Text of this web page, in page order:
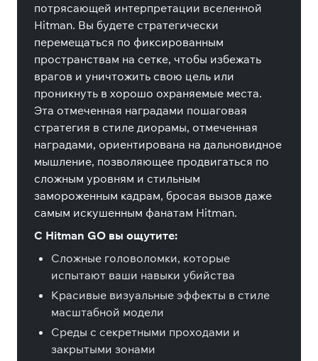
потрясающей интерпретации вселенной
Hitman. Вы будете стратегически
перемещаться по фиксированным
пространствам на сетке, чтобы избежать
врагов и уничтожить свою цель или
проникнуть в хорошо охраняемые места.
Эта отмеченная наградами пошаговая
стратегия в стиле диорамы, отмеченная
наградами, ориентирована на дальновидное
мышление, позволяющее продвигаться по
сложным уровням и стильным
замороженным кадрам, бросая вызов даже
самым искушенным фанатам Hitman.
С Hitman GO вы ощутите:
Сложные головоломки, которые
испытают ваши навыки убийства
Красивые визуальные эффекты в стиле
масштабной модели
Среды с секретными проходами и
закрытыми зонами